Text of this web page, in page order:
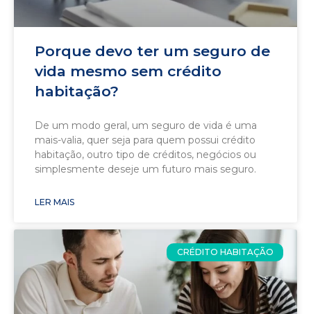
Porque devo ter um seguro de
vida mesmo sem crédito
habitação?
De um modo geral, um seguro de vida é uma
mais-valia, quer seja para quem possui crédito
habitação, outro tipo de créditos, negócios ou
simplesmente deseje um futuro mais seguro.
LER MAIS
CRÉDITO HABITAÇÃO